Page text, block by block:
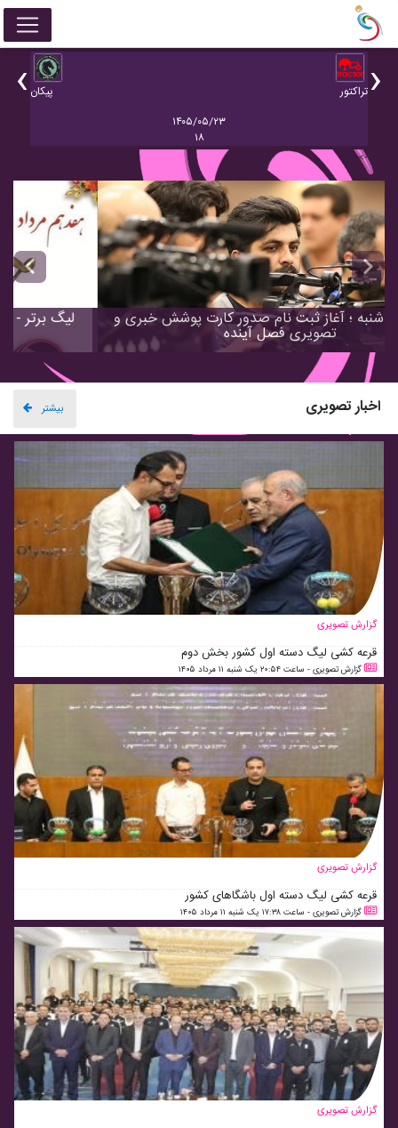
تراکتور
پيکان
۱۴۰۵/۰۵/۲۳
۱۸
‹ ›
-->
لیگ برتر - شنبه ؛ آغاز ثبت نام صدور کارت پوشش خبری و
تصویری فصل آینده
Next
اخبار تصویری بیشتر
گزارش تصویری
قرعه کشی لیگ دسته اول کشور بخش دوم
گزارش تصویری - ساعت ۲۰:۵۴ یک شنبه ۱۱ مرداد ۱۴۰۵
گزارش تصویری
قرعه کشی لیگ دسته اول باشگاهای کشور
گزارش تصویری - ساعت ۱۷:۳۸ یک شنبه ۱۱ مرداد ۱۴۰۵
گزارش تصویری